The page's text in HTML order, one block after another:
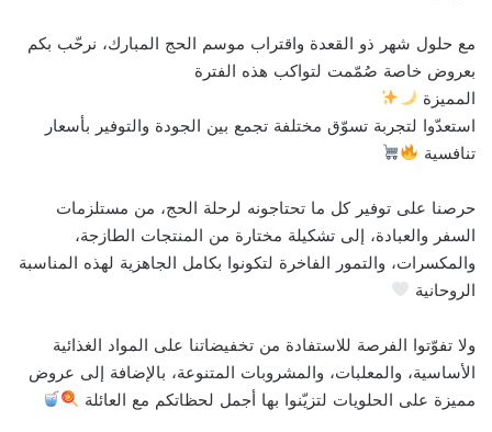
مع حلول شهر ذو القعدة واقتراب موسم الحج المبارك، نرحّب بكم
بعروض خاصة صُمّمت لتواكب هذه الفترة
المميزة
استعدّوا لتجربة تسوّق مختلفة تجمع بين الجودة والتوفير بأسعار
تنافسية
حرصنا على توفير كل ما تحتاجونه لرحلة الحج، من مستلزمات
السفر والعبادة، إلى تشكيلة مختارة من المنتجات الطازجة،
والمكسرات، والتمور الفاخرة لتكونوا بكامل الجاهزية لهذه المناسبة
الروحانية
ولا تفوّتوا الفرصة للاستفادة من تخفيضاتنا على المواد الغذائية
الأساسية، والمعلبات، والمشروبات المتنوعة، بالإضافة إلى عروض
مميزة على الحلويات لتزيّنوا بها أجمل لحظاتكم مع العائلة